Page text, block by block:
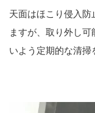
天面はほこり侵入
ますが、取り外し
いよう定期的な清掃